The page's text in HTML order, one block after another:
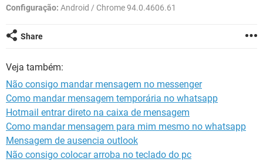
GUIA DE COMPRAS
Configuração: Android / Chrome 94.0.4606.61
Share
Veja também:
Não consigo mandar mensagem no messenger
Como mandar mensagem temporária no whatsapp
Hotmail entrar direto na caixa de mensagem
Como mandar mensagem para mim mesmo no whatsapp
Mensagem de ausencia outlook
Não consigo colocar arroba no teclado do pc